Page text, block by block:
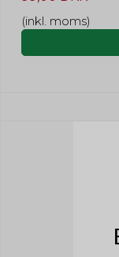
(inkl. moms)